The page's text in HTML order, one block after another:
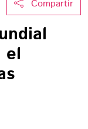
Compartir
el